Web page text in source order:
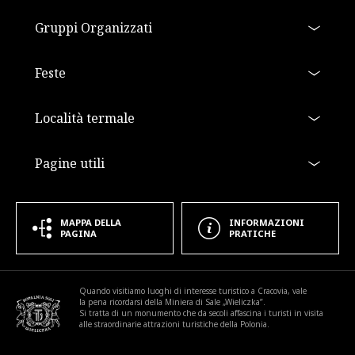
Gruppi Organizzati
Feste
Località termale
Pagine utili
Quando visitiamo luoghi di interesse turistico a Cracovia, vale
la pena ricordarsi della Miniera di Sale „Wieliczka”.
Si tratta di un monumento che da secoli affascina i turisti in visita
alle straordinarie attrazioni turistiche della Polonia.
a11y.footer_extra
MAPPA DELLA
PAGINA
INFORMAZIONI
PRATICHE